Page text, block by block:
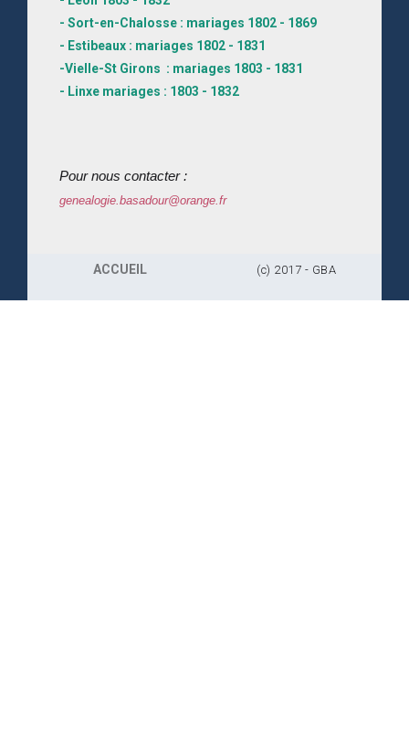
- Sort-en-Chalosse : mariages 1802 - 1869
- Estibeaux : mariages 1802 - 1831
-Vielle-St Girons : mariages 1803 - 1831
- Linxe mariages : 1803 - 1832
Pour nous contacter :
genealogie.basadour@orange.fr
ACCUEIL (c) 2017 - GBA